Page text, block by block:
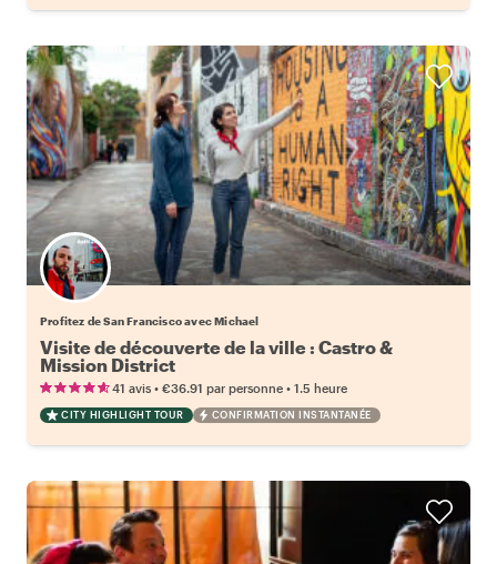
Profitez de San Francisco avec Michael
Visite de découverte de la ville : Castro &
Mission District
41 avis • €36.91 par personne • 1.5 heure
CITY HIGHLIGHT TOUR CONFIRMATION INSTANTANÉE